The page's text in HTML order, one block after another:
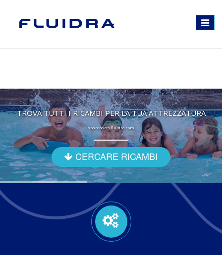
Toggle
TROVA TUTTI I RICAMBI PER LA TUA ATTREZZATURA
spareparts.fluidra.com
CERCARE RICAMBI